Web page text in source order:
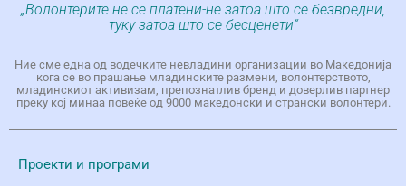
„Волонтерите не се платени-не затоа што се безвредни,
туку затоа што се бесценети“
Ние сме една од водечките невладини организации во Македонија
кога се во прашање младинските размени, волонтерството,
младинскиот активизам, препознатлив бренд и доверлив партнер
преку кој минаа повеќе од 9000 македонски и странски волонтери.
Проекти и програми